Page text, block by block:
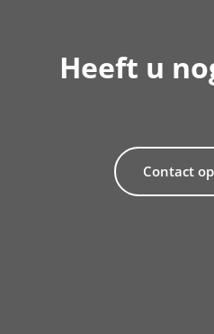
Heeft u
Contact